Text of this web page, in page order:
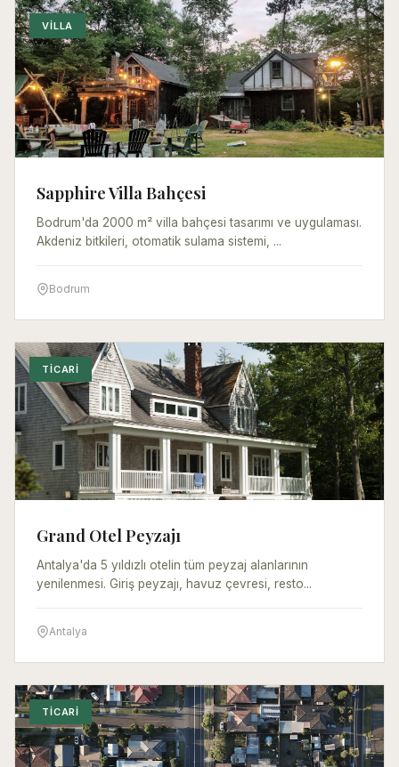
VILLA
Sapphire Villa Bahçesi
Bodrum'da 2000 m² villa bahçesi tasarımı ve uygulaması.
Akdeniz bitkileri, otomatik sulama sistemi, ...
Bodrum
TICARI
Grand Otel Peyzajı
Antalya'da 5 yıldızlı otelin tüm peyzaj alanlarının
yenilenmesi. Giriş peyzajı, havuz çevresi, resto...
Antalya
TICARI